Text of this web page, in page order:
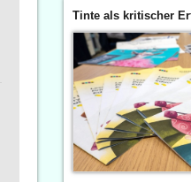
Tinte als kritischer